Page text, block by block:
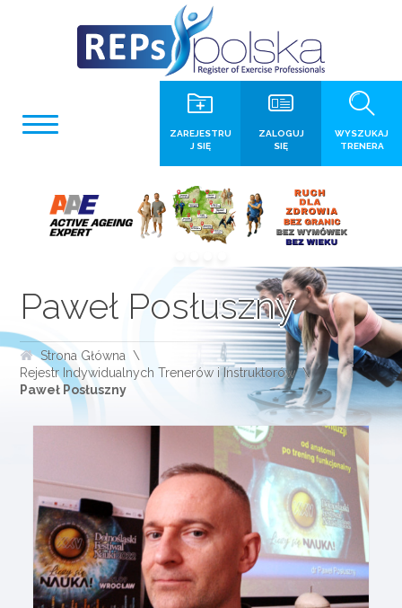
WYSZUKAJ
TRENERA
ZALOGUJ
SIĘ
ZAREJESTRU
J SIĘ
Paweł Posłuszny
Strona Główna
Rejestr Indywidualnych Trenerów i Instruktorów
Paweł Posłuszny